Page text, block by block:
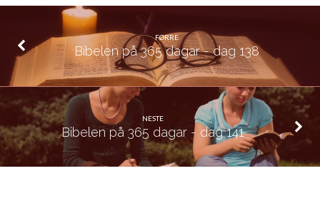
FØRRE
Bibelen på 365 dagar - dag 138
NESTE
Bibelen på 365 dagar - dag 141